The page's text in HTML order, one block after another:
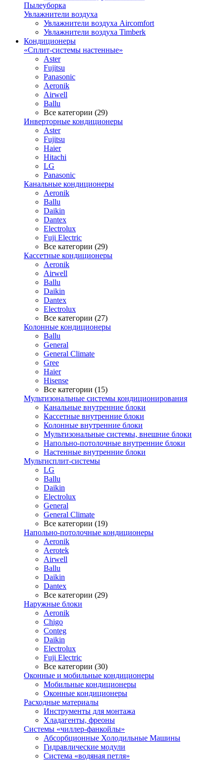
Пылеуборка
Увлажнители воздуха
Увлажнители воздуха Aircomfort
Увлажнители воздуха Timberk
Кондиционеры
«Сплит-системы настенные»
Aster
Fujitsu
Panasonic
Aeronik
Airwell
Ballu
Все категории (29)
Инверторные кондиционеры
Aster
Fujitsu
Haier
Hitachi
LG
Panasonic
Канальные кондиционеры
Aeronik
Ballu
Daikin
Dantex
Electrolux
Fuji Electric
Все категории (29)
Кассетные кондиционеры
Aeronik
Airwell
Ballu
Daikin
Dantex
Electrolux
Все категории (27)
Колонные кондиционеры
Ballu
General
General Climate
Gree
Haier
Hisense
Все категории (15)
Мультизональные системы кондиционирования
Канальные внутренние блоки
Кассетные внутренние блоки
Колонные внутренние блоки
Мультизональные системы, внешние блоки
Напольно-потолочные внутренние блоки
Настенные внутренние блоки
Мультисплит-системы
LG
Ballu
Daikin
Electrolux
General
General Climate
Все категории (19)
Напольно-потолочные кондиционеры
Aeronik
Aerotek
Airwell
Ballu
Daikin
Dantex
Все категории (29)
Наружные блоки
Aeronik
Chigo
Conteg
Daikin
Electrolux
Fuji Electric
Все категории (30)
Оконные и мобильные кондиционеры
Мобильные кондиционеры
Оконные кондиционеры
Расходные материалы
Инструменты для монтажа
Хладагенты, фреоны
Системы «чиллер-фанкойлы»
Абсорбционные Холодильные Машины
Гидравлические модули
Система «водяная петля»